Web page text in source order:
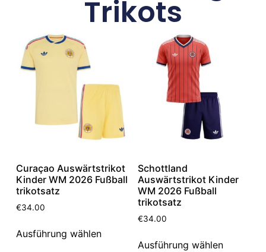
Trikots
Curaçao Auswärtstrikot
Kinder WM 2026 Fußball
trikotsatz
€34.00
Ausführung wählen
Schottland
Auswärtstrikot Kinder
WM 2026 Fußball
trikotsatz
€34.00
Ausführung wählen